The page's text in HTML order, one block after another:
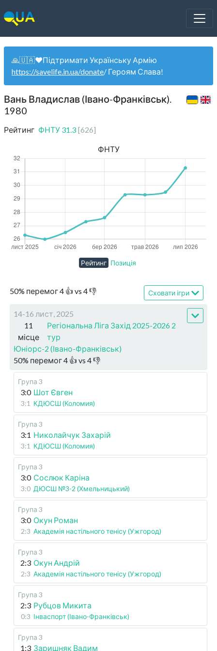
🙏🇺🇦❤️Підтримати Українську Армію
https://savelife.in.ua/donate/ Героям Слава!
Вань Владислав (Івано-Франківськ).
1980
Рейтинг ФНТУ 31.3 [626]
50% перемог4 👍 vs 4👎 Сховати ігри
14-16 лист, 2025
11
місце
Регіональна Ліга Захід 2025-2026 2
тур
Юніорс-2 (Івано-Франківськ)
50% перемог4 👍 vs 4👎
Група 3
3:0 Шот Євген
3:1 КДЮСШ (Коломия)
Група 3
3:1 Николайчук Захарій
3:1 КДЮСШ (Коломия)
Група 3
3:0 Сослюк Каріна
3:0 ДЮСШ №3-2 (Хмельницький)
Група 3
3:0 Окун Роман
2:3 Академія настільного тенісу (Ужгород)
Група 3
2:3 Окун Андрій
2:3 Академія настільного тенісу (Ужгород)
Група 3
2:3 Рубцов Микита
0:3 Інваспорт (Івано-Франківськ)
Група 3
1:3 Заришняк Вадим
ФНТУ
Рейтинг Позиція